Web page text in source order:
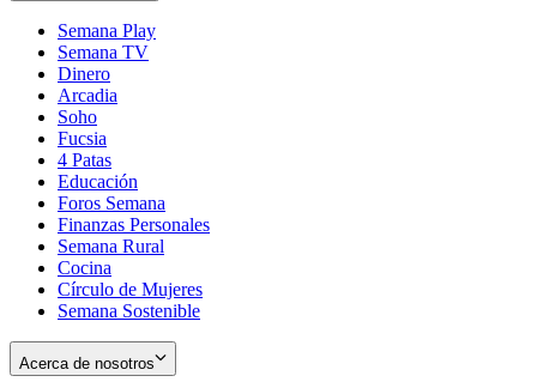
Semana Play
Semana TV
Dinero
Arcadia
Soho
in
new
window
Fucsia
in
new
window
4 Patas
Educación
Foros Semana
Finanzas Personales
Semana Rural
Cocina
Círculo de Mujeres
Semana Sostenible
Acerca de nosotros